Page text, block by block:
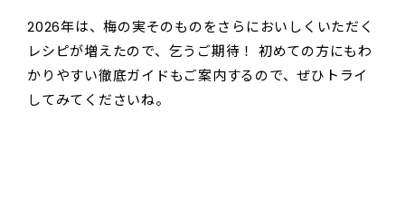
2026年は、梅の実そのものをさらにおいしくいただく
レシピが増えたので、乞うご期待！ 初めての方にもわ
かりやすい徹底ガイドもご案内するので、ぜひトライ
してみてくださいね。